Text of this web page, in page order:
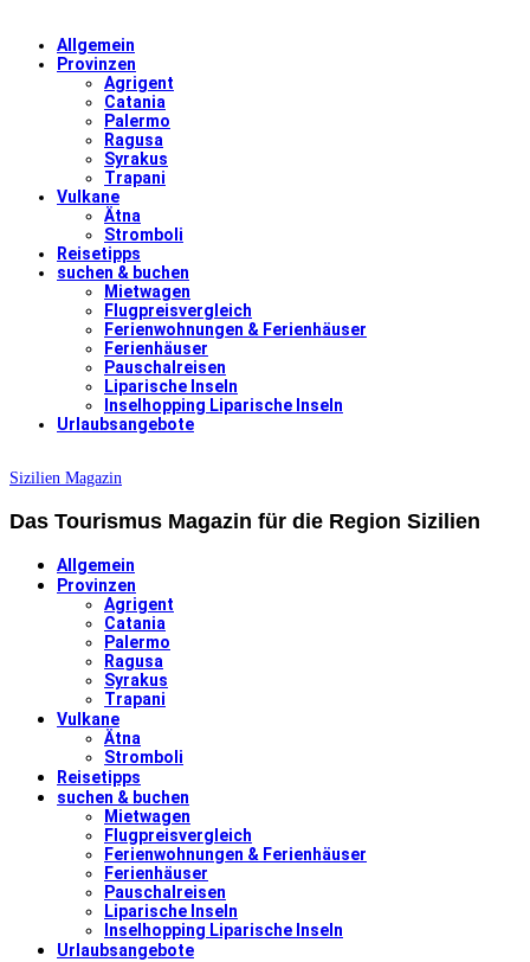
Allgemein
Provinzen
Agrigent
Catania
Palermo
Ragusa
Syrakus
Trapani
Vulkane
Ätna
Stromboli
Reisetipps
suchen & buchen
Mietwagen
Flugpreisvergleich
Ferienwohnungen & Ferienhäuser
Ferienhäuser
Pauschalreisen
Liparische Inseln
Inselhopping Liparische Inseln
Urlaubsangebote
Sizilien Magazin
Das Tourismus Magazin für die Region Sizilien
Allgemein
Provinzen
Agrigent
Catania
Palermo
Ragusa
Syrakus
Trapani
Vulkane
Ätna
Stromboli
Reisetipps
suchen & buchen
Mietwagen
Flugpreisvergleich
Ferienwohnungen & Ferienhäuser
Ferienhäuser
Pauschalreisen
Liparische Inseln
Inselhopping Liparische Inseln
Urlaubsangebote